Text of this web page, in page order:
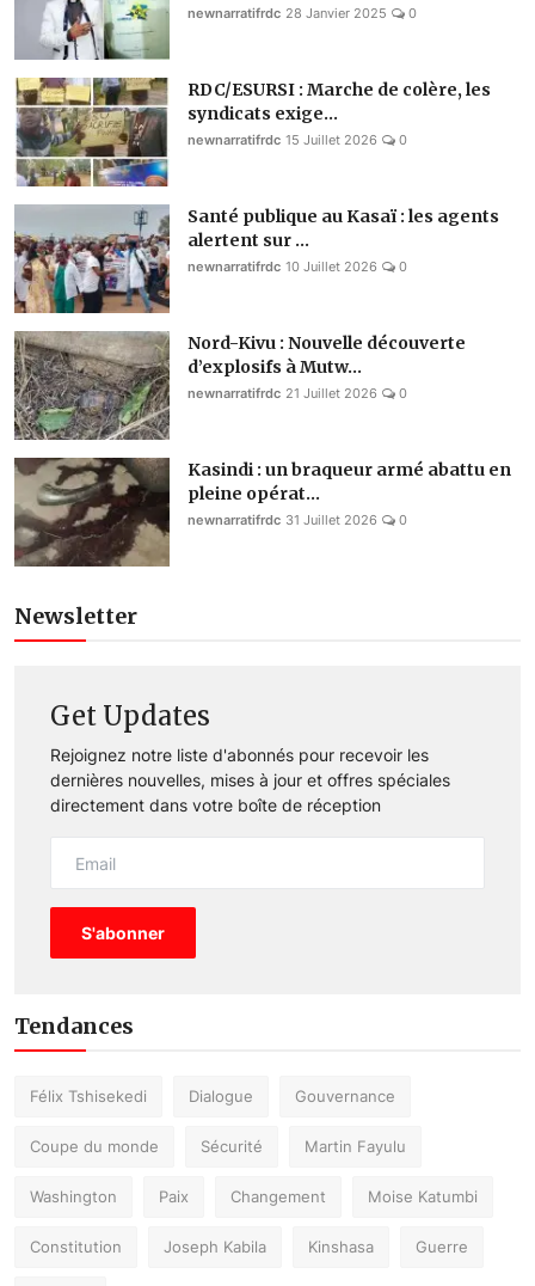
newnarratifrdc 28 Janvier 2025 0
RDC/ESURSI : Marche de colère, les
syndicats exige...
newnarratifrdc 15 Juillet 2026 0
Santé publique au Kasaï : les agents
alertent sur ...
newnarratifrdc 10 Juillet 2026 0
Nord-Kivu : Nouvelle découverte
d’explosifs à Mutw...
newnarratifrdc 21 Juillet 2026 0
Kasindi : un braqueur armé abattu en
pleine opérat...
newnarratifrdc 31 Juillet 2026 0
Newsletter
Get Updates
Rejoignez notre liste d'abonnés pour recevoir les
dernières nouvelles, mises à jour et offres spéciales
directement dans votre boîte de réception
S'abonner
Tendances
Félix Tshisekedi Dialogue Gouvernance
Coupe du monde Sécurité Martin Fayulu
Washington Paix Changement Moise Katumbi
Constitution Joseph Kabila Kinshasa Guerre